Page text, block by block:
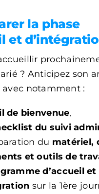
la phase
et
? Anticipez son
avec notamment :
de bienvenue,
du suivi
du matériel,
et outils de
d’accueil et
sur la 1ère